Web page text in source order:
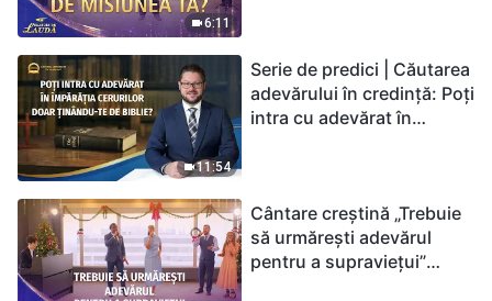
6:11
11:54
Serie de predici | Căutarea
adevărului în credință: Poți
intra cu adevărat în
Cântare creștină „Trebuie
să urmărești adevărul
pentru a supraviețui”